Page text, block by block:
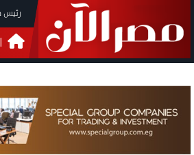
رئيس